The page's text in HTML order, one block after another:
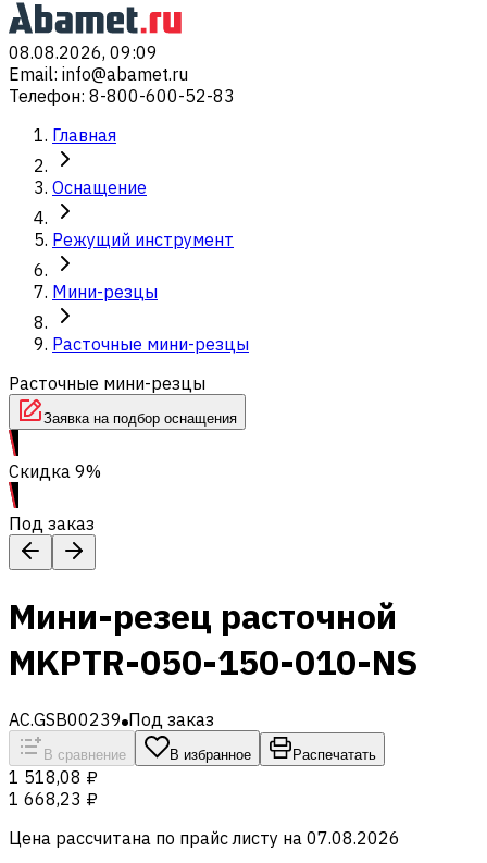
08.08.2026, 09:09
Email: info@abamet.ru
Телефон: 8-800-600-52-83
Главная
Оснащение
Режущий инструмент
Мини-резцы
Расточные мини-резцы
Расточные мини-резцы
Заявка на подбор оснащения
Скидка 9%
Под заказ
Мини-резец расточной
MKPTR-050-150-010-NS
AC.GSB00239 Под заказ
В сравнение В избранное Распечатать
1 518,08 ₽
1 668,23 ₽
Цена рассчитана по прайс листу на 07.08.2026